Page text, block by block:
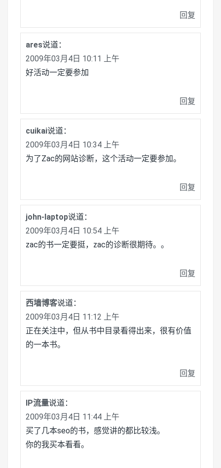
回复
ares说道：
2009年03月4日 10:11 上午
好活动一定要参加
回复
cuikai说道：
2009年03月4日 10:34 上午
为了Zac的网站诊断，这个活动一定要参加。
回复
john-laptop说道：
2009年03月4日 10:54 上午
zac的书一定要挺，zac的诊断很期待。。
回复
西墙博客说道：
2009年03月4日 11:12 上午
正在关注中，但从书中目录看得出来，很有价值
的一本书。
回复
IP流量说道：
2009年03月4日 11:44 上午
买了几本seo的书，感觉讲的都比较浅。
你的我买本看看。